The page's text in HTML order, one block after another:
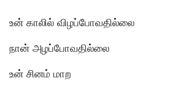
உன் காலில் விழப்போவதில்லை
நான் அழப்போவதில்லை
உன் சினம் மாற